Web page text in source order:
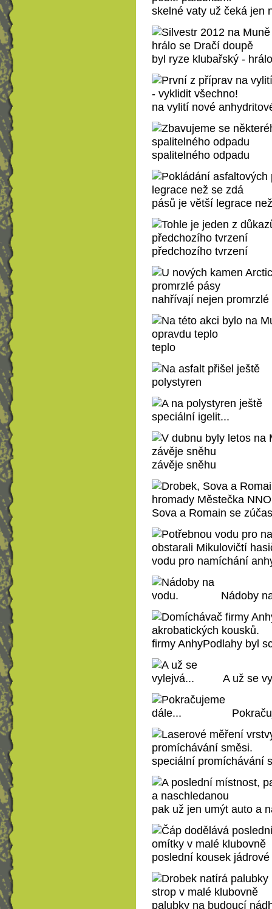
skelné vaty už čeká jen
byl ryze klubařský -
na vylití nové
spalitelného odpadu
pásů je větší legrace
předchozího tvrzení
nahřívají nejen promrzlé
teplo
závěje sněhu
Sova a Romain se
vodu pro namíchání
Nádoby
firmy AnhyPodlahy byl
A už se
speciální promíchávání
pak už jen umýt auto a
poslední kousek
palubky na budoucí